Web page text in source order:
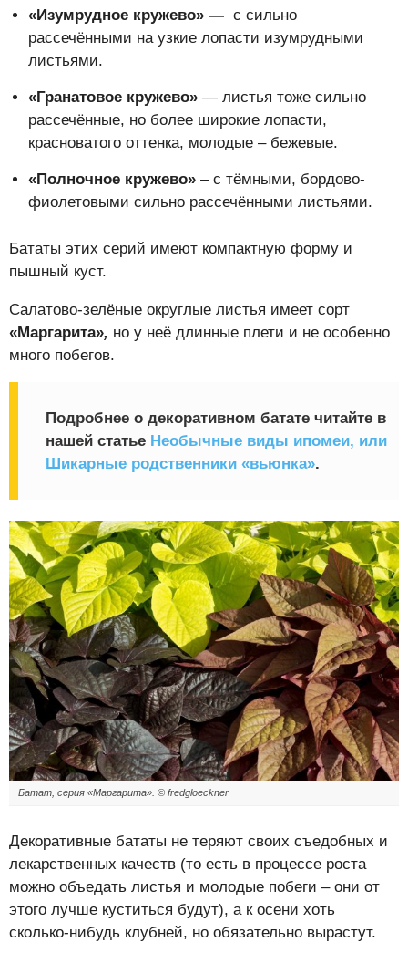
«Изумрудное кружево» — с сильно
рассечёнными на узкие лопасти изумрудными
листьями.
«Гранатовое кружево» — листья тоже сильно
рассечённые, но более широкие лопасти,
красноватого оттенка, молодые – бежевые.
«Полночное кружево» – с тёмными, бордово-
фиолетовыми сильно рассечёнными листьями.
Бататы этих серий имеют компактную форму и
пышный куст.
Салатово-зелёные округлые листья имеет сорт
«Маргарита», но у неё длинные плети и не особенно
много побегов.
Подробнее о декоративном батате читайте в
нашей статье Необычные виды ипомеи, или
Шикарные родственники «вьюнка».
Батат, серия «Маргарита». © fredgloeckner
Декоративные бататы не теряют своих съедобных и
лекарственных качеств (то есть в процессе роста
можно объедать листья и молодые побеги – они от
этого лучше куститься будут), а к осени хоть
сколько-нибудь клубней, но обязательно вырастут.